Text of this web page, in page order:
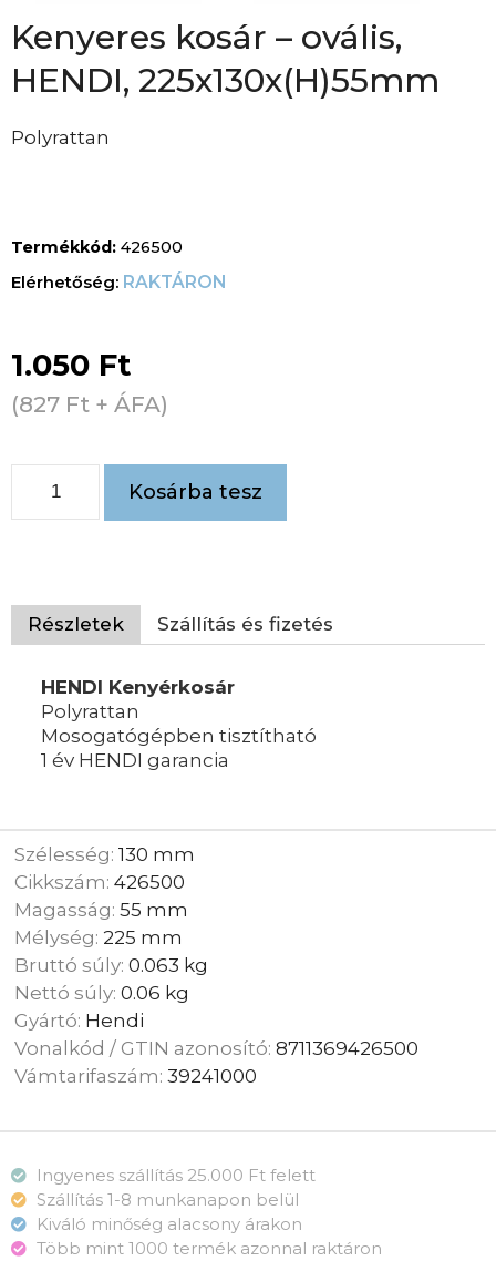
Kenyeres kosár – ovális,
HENDI, 225x130x(H)55mm
Polyrattan
Termékkód: 426500
RAKTÁRON
1.050 Ft
(827 Ft + ÁFA)
Kosárba tesz
Részletek Szállítás és fizetés
HENDI Kenyérkosár
Polyrattan
Mosogatógépben tisztítható
1 év HENDI garancia
Szélesség:130 mm
Cikkszám:426500
Magasság:55 mm
Mélység: 225 mm
Bruttó súly:0.063 kg
Nettó súly:0.06 kg
Gyártó: Hendi
Vonalkód / GTIN azonosító:8711369426500
Vámtarifaszám:39241000
Ingyenes szállítás 25.000 Ft felett
Szállítás 1-8 munkanapon belül
Kiváló minőség alacsony árakon
Több mint 1000 termék azonnal raktáron